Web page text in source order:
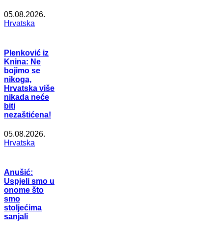
05.08.2026.
Hrvatska
Plenković iz
Knina: Ne
bojimo se
nikoga,
Hrvatska više
nikada neće
biti
nezaštićena!
05.08.2026.
Hrvatska
Anušić:
Uspjeli smo u
onome što
smo
stoljećima
sanjali